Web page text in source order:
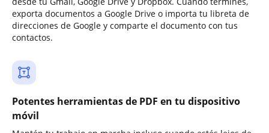
exporta documentos a Google Drive o importa tu libreta de
direcciones de Google y comparte el documento con tus
contactos.
Potentes herramientas de PDF en tu dispositivo
móvil